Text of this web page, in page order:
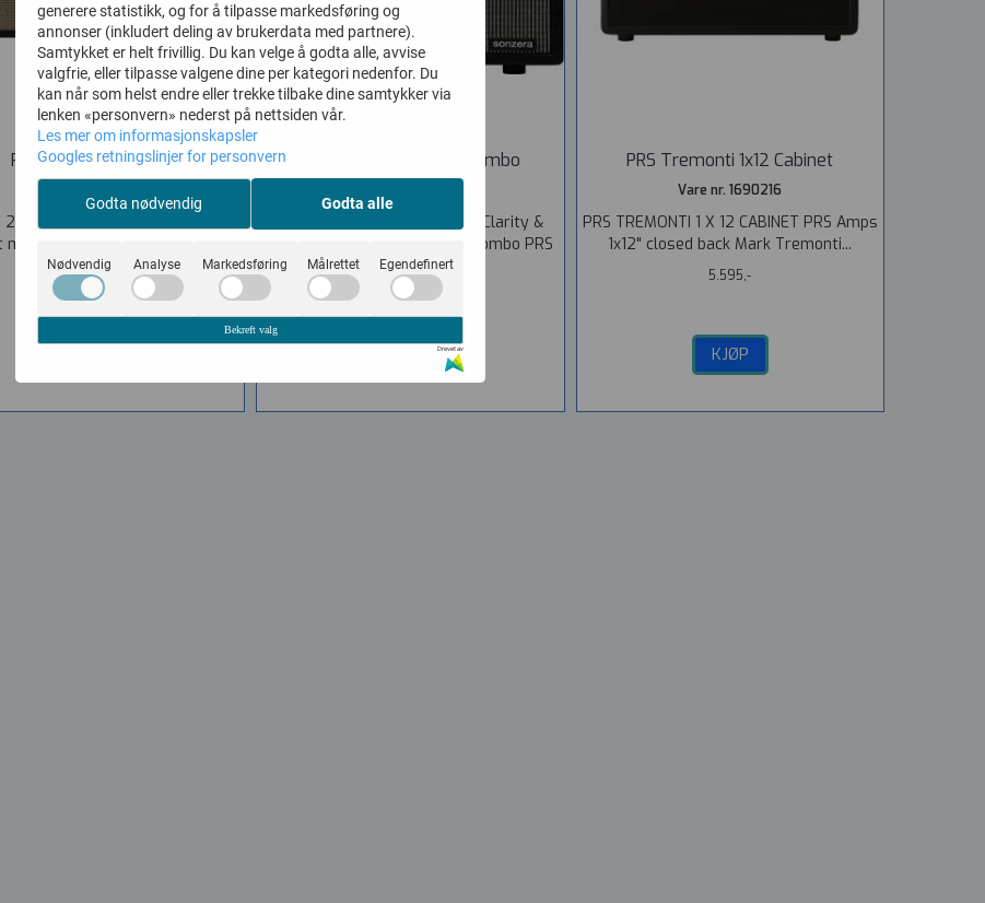
PRS HX 2x12 Cabinet
2x12, Cabinet The perfect 2x12"
match to any vintage sounding
amp....
11.250,-
PRS Sonzera 20 1x12 Combo
PRS Sonzera 20 1x12 Combo Clarity &
Definition in a Low-Wattage Combo PRS
Sonzera...
13.950,-
PRS Tremonti 1x12 Cabinet
Vare nr. 1690216
PRS TREMONTI 1 X 12 CABINET PRS Amps
1x12" closed back Mark Tremonti...
5.595,-
KJØP
generere statistikk, og for å tilpasse markedsføring og
annonser (inkludert deling av brukerdata med partnere).
Samtykket er helt frivillig. Du kan velge å godta alle, avvise
valgfrie, eller tilpasse valgene dine per kategori nedenfor. Du
kan når som helst endre eller trekke tilbake dine samtykker via
lenken «personvern» nederst på nettsiden vår.
Les mer om informasjonskapsler
Googles retningslinjer for personvern
Godta nødvendig Godta alle
Nødvendig Analyse Markedsføring Målrettet Egendefinert
Bekreft valg
Drevet av